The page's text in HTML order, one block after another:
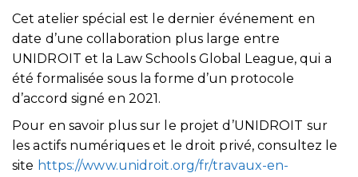
Cet atelier spécial est le dernier événement en
date d’une collaboration plus large entre
UNIDROIT et la Law Schools Global League, qui a
été formalisée sous la forme d’un protocole
d’accord signé en 2021.
Pour en savoir plus sur le projet d’UNIDROIT sur
les actifs numériques et le droit privé, consultez le
site https://www.unidroit.org/fr/travaux-en-